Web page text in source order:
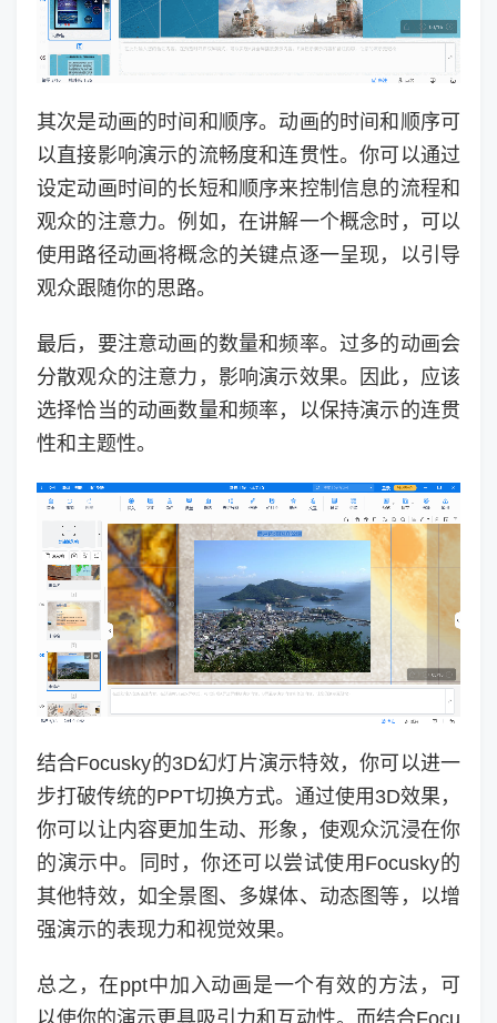
其次是动画的时间和顺序。动画的时间和顺序可
以直接影响演示的流畅度和连贯性。你可以通过
设定动画时间的长短和顺序来控制信息的流程和
观众的注意力。例如，在讲解一个概念时，可以
使用路径动画将概念的关键点逐一呈现，以引导
观众跟随你的思路。
最后，要注意动画的数量和频率。过多的动画会
分散观众的注意力，影响演示效果。因此，应该
选择恰当的动画数量和频率，以保持演示的连贯
性和主题性。
结合Focusky的3D幻灯片演示特效，你可以进一
步打破传统的PPT切换方式。通过使用3D效果，
你可以让内容更加生动、形象，使观众沉浸在你
的演示中。同时，你还可以尝试使用Focusky的
其他特效，如全景图、多媒体、动态图等，以增
强演示的表现力和视觉效果。
总之，在ppt中加入动画是一个有效的方法，可
以使你的演示更具吸引力和互动性。而结合Focu